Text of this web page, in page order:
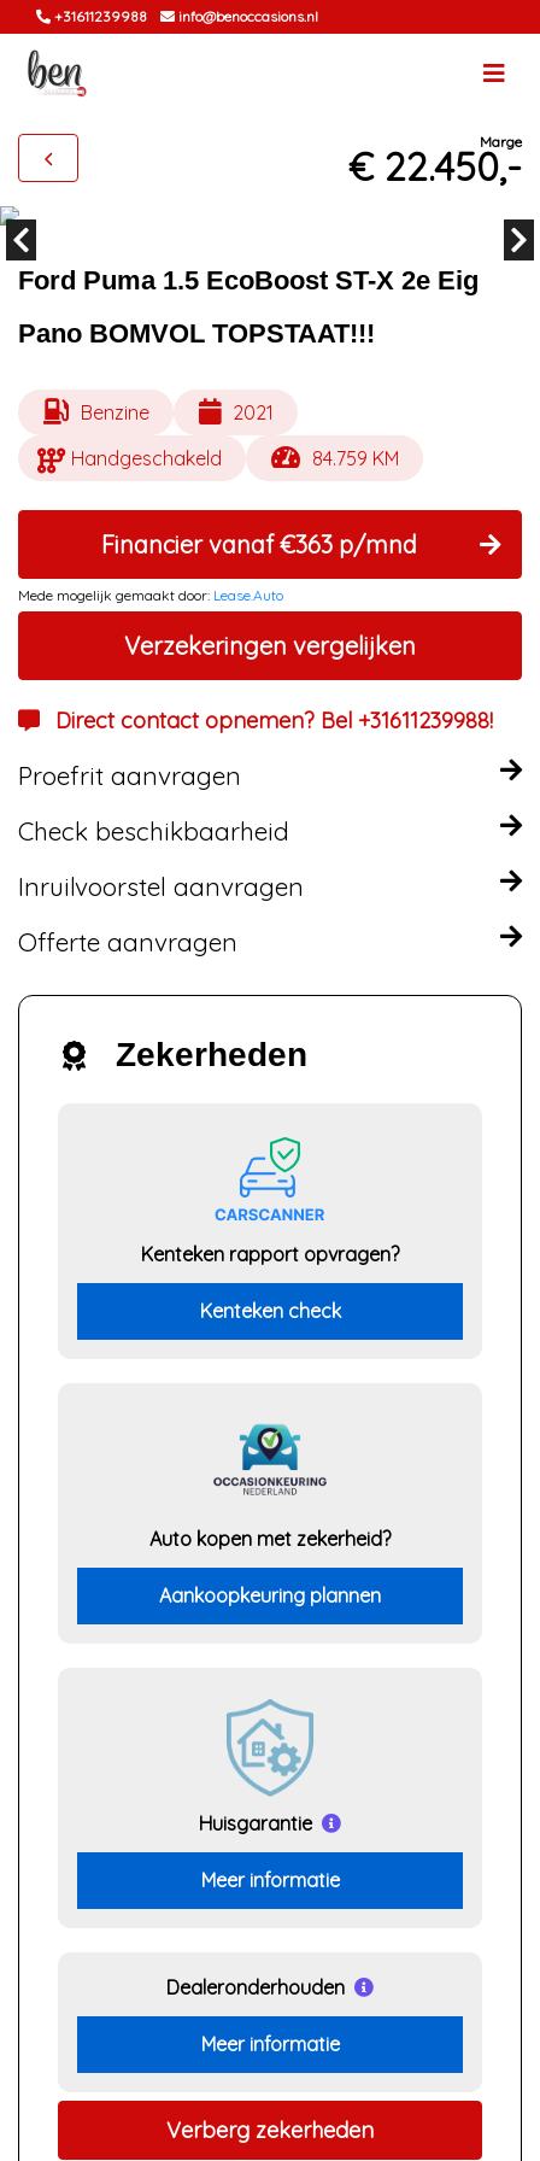
+31611239988 info@benoccasions.nl
Marge
€ 22.450,-
Ford Puma 1.5 EcoBoost ST-X 2e Eig
Pano BOMVOL TOPSTAAT!!!
Benzine
2021
Handgeschakeld
84.759 KM
Financier vanaf €363 p/mnd
Mede mogelijk gemaakt door: Lease.Auto
Verzekeringen vergelijken
Direct contact opnemen? Bel +31611239988!
Proefrit aanvragen
Check beschikbaarheid
Inruilvoorstel aanvragen
Offerte aanvragen
Zekerheden
Kenteken rapport opvragen?
Kenteken check
Auto kopen met zekerheid?
Aankoopkeuring plannen
Huisgarantie
Meer informatie
Dealeronderhouden
Meer informatie
Verberg zekerheden